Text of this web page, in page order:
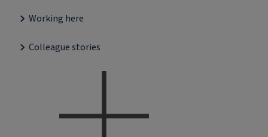
Working here
Colleague stories